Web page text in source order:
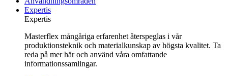
Expertis
Expertis
Masterflex mångåriga erfarenhet återspeglas i vår
produktionsteknik och materialkunskap av högsta kvalitet. Ta
reda på mer här och använd våra omfattande
informationssamlingar.